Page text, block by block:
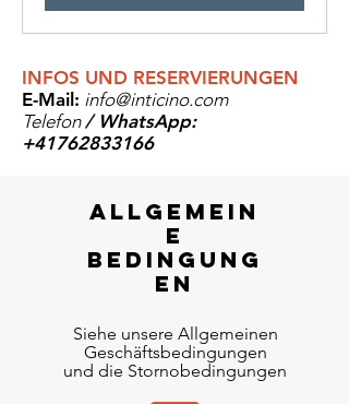
INFOS UND RESERVIERUNGEN
E-Mail: info@inticino.com
Telefon / WhatsApp:
+41762833166
allgemein
e
bedingung
en
Siehe unsere Allgemeinen
Geschäftsbedingungen
und die Stornobedingungen